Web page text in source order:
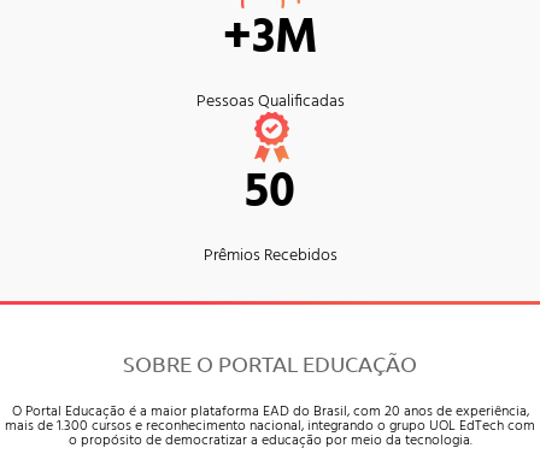
+3M
Pessoas Qualificadas
50
Prêmios Recebidos
SOBRE O PORTAL EDUCAÇÃO
O Portal Educação é a maior plataforma EAD do Brasil, com 20 anos de experiência,
mais de 1.300 cursos e reconhecimento nacional, integrando o grupo UOL EdTech com
o propósito de democratizar a educação por meio da tecnologia.